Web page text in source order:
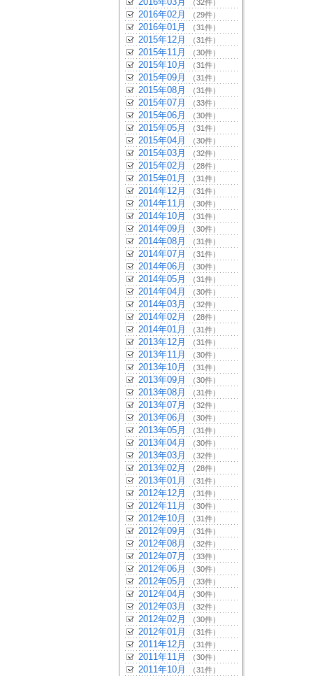
（32件）
2016年02月 （29件）
2016年01月 （31件）
2015年12月 （31件）
2015年11月 （30件）
2015年10月 （31件）
2015年09月 （31件）
2015年08月 （31件）
2015年07月 （33件）
2015年06月 （30件）
2015年05月 （31件）
2015年04月 （30件）
2015年03月 （32件）
2015年02月 （28件）
2015年01月 （31件）
2014年12月 （31件）
2014年11月 （30件）
2014年10月 （31件）
2014年09月 （30件）
2014年08月 （31件）
2014年07月 （31件）
2014年06月 （30件）
2014年05月 （31件）
2014年04月 （30件）
2014年03月 （32件）
2014年02月 （28件）
2014年01月 （31件）
2013年12月 （31件）
2013年11月 （30件）
2013年10月 （31件）
2013年09月 （30件）
2013年08月 （31件）
2013年07月 （32件）
2013年06月 （30件）
2013年05月 （31件）
2013年04月 （30件）
2013年03月 （32件）
2013年02月 （28件）
2013年01月 （31件）
2012年12月 （31件）
2012年11月 （30件）
2012年10月 （31件）
2012年09月 （31件）
2012年08月 （32件）
2012年07月 （33件）
2012年06月 （30件）
2012年05月 （33件）
2012年04月 （30件）
2012年03月 （32件）
2012年02月 （30件）
2012年01月 （31件）
2011年12月 （31件）
2011年11月 （30件）
2011年10月 （31件）